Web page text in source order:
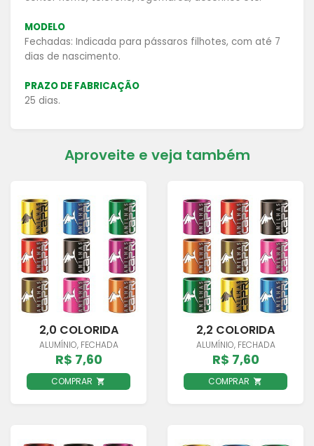
MODELO
Fechadas: Indicada para pássaros filhotes, com até 7
dias de nascimento.
PRAZO DE FABRICAÇÃO
25 dias.
Aproveite e veja também
2,0 COLORIDA
ALUMÍNIO, FECHADA
R$ 7,60
COMPRAR
2,2 COLORIDA
ALUMÍNIO, FECHADA
R$ 7,60
COMPRAR